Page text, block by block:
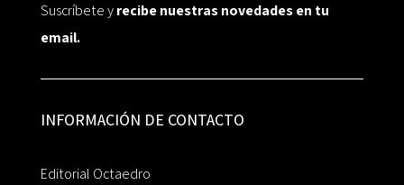
Suscríbete yrecibe nuestras novedades en tu
email.
INFORMACIÓN DE CONTACTO
Editorial Octaedro